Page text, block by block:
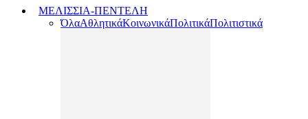
ΜΕΛΙΣΣΙΑ-ΠΕΝΤΕΛΗ
ΌλαΑθλητικάΚοινωνικάΠολιτικάΠολιτιστικά